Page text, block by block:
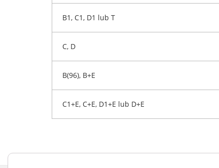
B1, C1, D1 lub T
C, D
B(96), B+E
C1+E, C+E, D1+E lub D+E